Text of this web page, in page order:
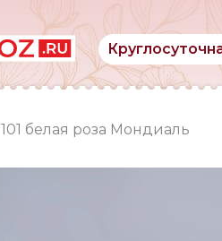
101 белая роза Мондиаль